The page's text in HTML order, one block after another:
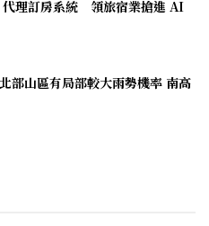
代理訂房系統 領旅宿業搶進 AI
部山區有局部較大雨勢機率 南高